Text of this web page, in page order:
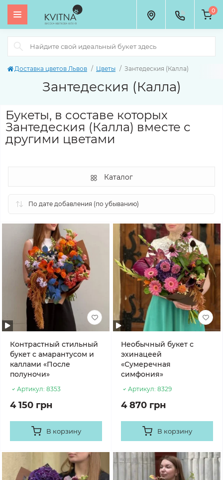
0
Доставка цветов Львов Цветы Зантедеския (Калла)
Зантедеския (Калла)
Букеты, в составе которых
Зантедеския (Калла) вместе с
другими цветами
Каталог
Контрастный стильный
букет с амарантусом и
каллами «После
полуночи»
Артикул: 8353
4 150 грн
В корзину
Необычный букет с
эхинацеей
«Сумеречная
симфония»
Артикул: 8329
4 870 грн
В корзину